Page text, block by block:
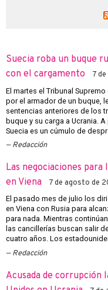
Suecia roba un buque
con el cargamento
7
El martes el Tribunal
por el armador de un buque,
sentencias anteriores de los
buque y su carga a Ucrania.
Suecia es un cúmulo de
Redacción
Las negociaciones para
en Viena
7 de agosto de
El pasado mes de julio los
en Viena con Rusia para
para nada. Mientras
las cancillerías buscan salir
cuatro años. Los
Redacción
Acusada de corrupción